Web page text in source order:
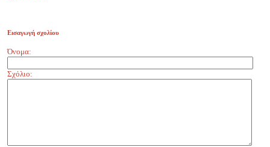
Εισαγωγή σχολίου
Όνομα:
Σχόλιο: